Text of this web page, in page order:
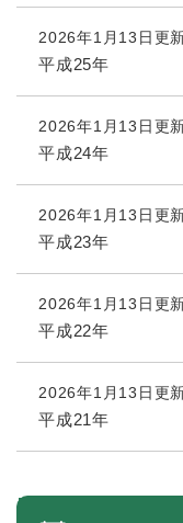
2026年1月13日更
平成25年
2026年1月13日更
平成24年
2026年1月13日更
平成23年
2026年1月13日更
平成22年
2026年1月13日更
平成21年